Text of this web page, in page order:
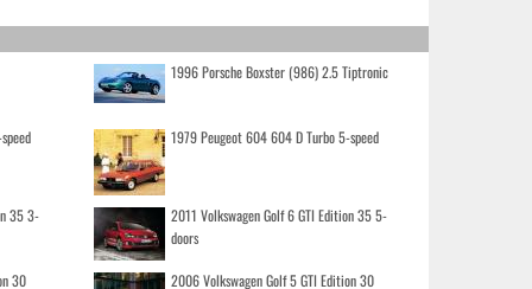
1996 Porsche Boxster (986) 2.5 Tiptronic
1979 Peugeot 604 604 D Turbo 5-speed
35 3-
2011 Volkswagen Golf 6 GTI Edition 35 5-
doors
30 2006 Volkswagen Golf 5 GTI Edition 30